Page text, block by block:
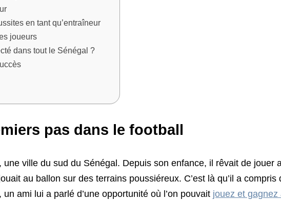
en tant qu’entraîneur
joueurs
dans tout le Sénégal ?
pas dans le football
une ville du sud du Sénégal. Depuis son enfance, il rêvait de jouer
au ballon sur des terrains poussiéreux. C’est là qu’il a
un ami lui a parlé d’une opportunité où l’on pouvait jouez et